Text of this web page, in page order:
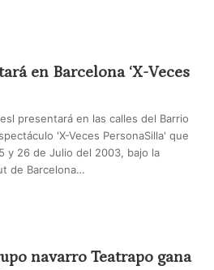
en Barcelona ‘X-Veces
presentará en las calles del Barrio
'X-Veces PersonaSilla' que
y 26 de Julio del 2003, bajo la
de Barcelona…
navarro Teatrapo gana